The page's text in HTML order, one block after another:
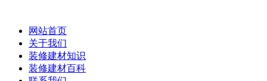
网站首页
关于我们
装修建材知识
装修建材百科